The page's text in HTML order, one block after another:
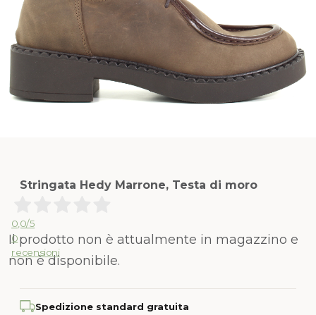
Stringata Hedy Marrone, Testa di moro
0,0/5
0
recensioni
Il prodotto non è attualmente in magazzino e
non è disponibile.
Spedizione standard gratuita